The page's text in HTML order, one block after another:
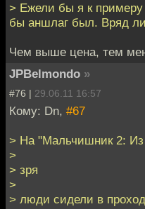
> Ежели бы я к
бы аншлаг был. Вряд
Чем выше цена, тем
JPBelmondo »
#76 | 29.06.11 16:57
Кому: Dn, #67
> На "Мальчишник 2: Из
>
> зря
>
> люди сидели в